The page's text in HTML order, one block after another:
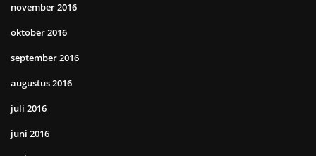
november 2016
oktober 2016
september 2016
augustus 2016
juli 2016
juni 2016